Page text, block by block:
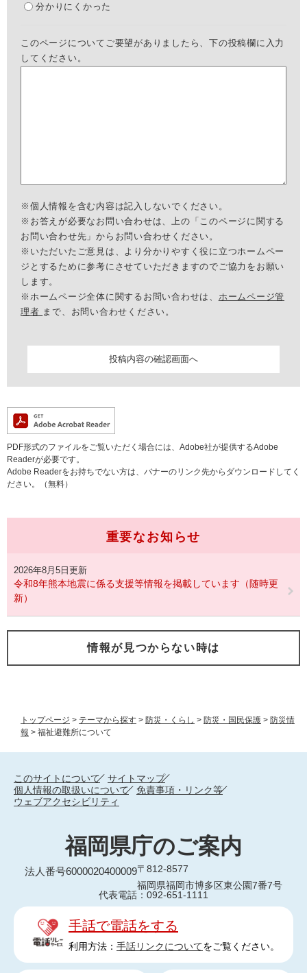
トップページ > テーマから探す > 防災・くらし > 防災・国民保護 > 防災情
報 > 福祉避難所について
分かりにくかった
このページについてご要望がありましたら、下の投稿欄に入力
してください。
※個人情報を含む内容は記入しないでください。
※お答えが必要なお問い合わせは、上の「このページに関する
お問い合わせ先」からお問い合わせください。
※いただいたご意見は、より分かりやすく役に立つホームペー
ジとするために参考にさせていただきますのでご協力をお願い
します。
※ホームページ全体に関するお問い合わせは、 ホームページ管
理者 まで、お問い合わせください。
PDF形式のファイルをご覧いただく場合には、Adobe社が提供するAdobe
Readerが必要です。
Adobe Readerをお持ちでない方は、バナーのリンク先からダウンロードしてく
ださい。（無料）
重要なお知らせ
2026年8月5日更新
令和8年熊本地震に係る支援等情報を掲載しています（随時更
新）
情報が見つからない時は
このサイトについて
サイトマップ
個人情報の取扱いについて
免責事項・リンク等
ウェブアクセシビリティ
福岡県庁のご案内
法人番号6000020400009〒812-8577
福岡県福岡市博多区東公園7番7号
代表電話：092-651-1111
手話で電話をする
利用方法： 手話リンクについてをご覧ください。